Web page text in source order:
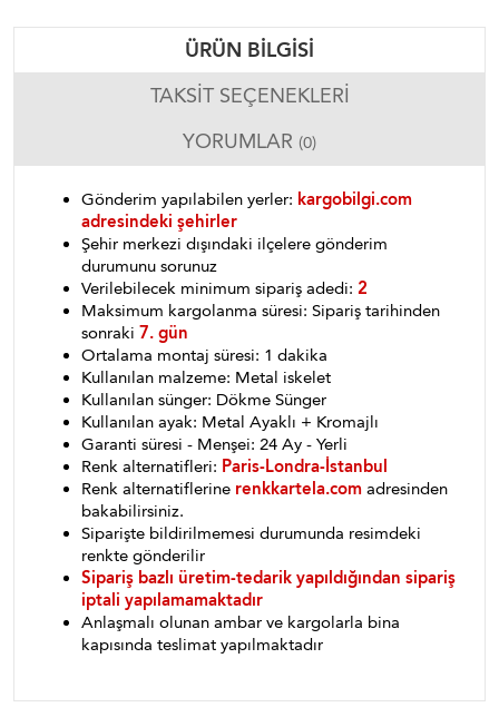
ÜRÜN BILGISI
TAKSIT SEÇENEKLERI
YORUMLAR (0)
Gönderim yapılabilen yerler: kargobilgi.com
adresindeki şehirler
Şehir merkezi dışındaki ilçelere gönderim
durumunu sorunuz
Verilebilecek minimum sipariş adedi: 2
Maksimum kargolanma süresi: Sipariş tarihinden
sonraki 7. gün
Ortalama montaj süresi: 1 dakika
Kullanılan malzeme: Metal iskelet
Kullanılan sünger: Dökme Sünger
Kullanılan ayak: Metal Ayaklı + Kromajlı
Garanti süresi - Menşei: 24 Ay - Yerli
Renk alternatifleri: Paris-Londra-İstanbul
Renk alternatiflerine renkkartela.com adresinden
bakabilirsiniz.
Siparişte bildirilmemesi durumunda resimdeki
renkte gönderilir
Sipariş bazlı üretim-tedarik yapıldığından sipariş
iptali yapılamamaktadır
Anlaşmalı olunan ambar ve kargolarla bina
kapısında teslimat yapılmaktadır